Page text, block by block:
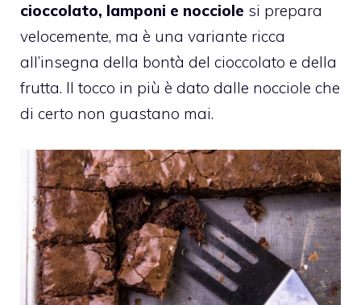
cioccolato, lamponi e nocciole si prepara
velocemente, ma è una variante ricca
all’insegna della bontà del cioccolato e della
frutta. Il tocco in più è dato dalle nocciole che
di certo non guastano mai.